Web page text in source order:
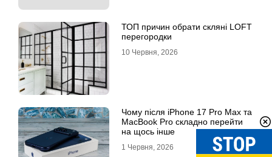
ТОП причин обрати скляні LOFT
перегородки
10 Червня, 2026
Чому після iPhone 17 Pro Max та
MacBook Pro складно перейти
на щось інше
1 Червня, 2026